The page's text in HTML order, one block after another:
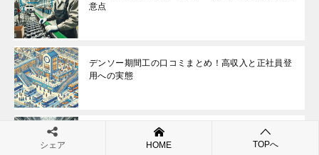
意点
デンソー期間工の口コミまとめ！高収入と正社員登
用への実態
デンソー期間工は40代でも働ける？年齢制限や体験
シェア HOME TOPへ